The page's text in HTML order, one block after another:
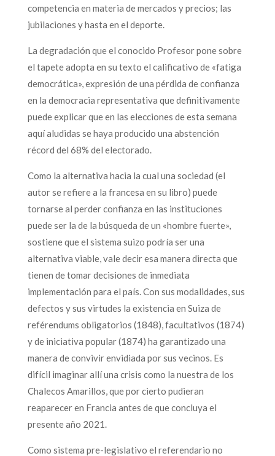
competencia en materia de mercados y precios; las
jubilaciones y hasta en el deporte.
La degradación que el conocido Profesor pone sobre
el tapete adopta en su texto el calificativo de «fatiga
democrática», expresión de una pérdida de confianza
en la democracia representativa que definitivamente
puede explicar que en las elecciones de esta semana
aquí aludidas se haya producido una abstención
récord del 68% del electorado.
Como la alternativa hacia la cual una sociedad (el
autor se refiere a la francesa en su libro) puede
tornarse al perder confianza en las instituciones
puede ser la de la búsqueda de un «hombre fuerte»,
sostiene que el sistema suizo podría ser una
alternativa viable, vale decir esa manera directa que
tienen de tomar decisiones de inmediata
implementación para el país. Con sus modalidades, sus
defectos y sus virtudes la existencia en Suiza de
reférendums obligatorios (1848), facultativos (1874)
y de iniciativa popular (1874) ha garantizado una
manera de convivir envidiada por sus vecinos. Es
difícil imaginar allí una crisis como la nuestra de los
Chalecos Amarillos, que por cierto pudieran
reaparecer en Francia antes de que concluya el
presente año 2021.
Como sistema pre-legislativo el referendario no